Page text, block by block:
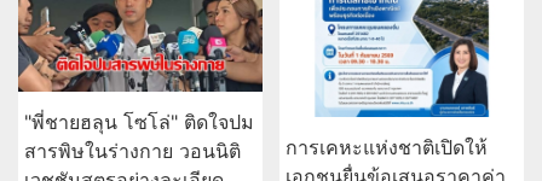
"พี่ชายฮลุน โซโล่" ติดใจปม
สารพิษในร่างกาย วอนนิติ
การเคหะแห่งชาติเปิดให้
เอกชนยื่นข้อเสนอราคาค่า